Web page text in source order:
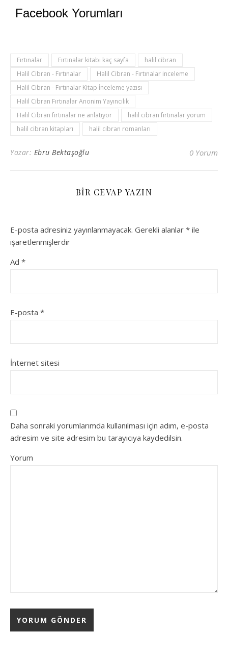
Facebook Yorumları
Fırtınalar Fırtınalar kitabı kaç sayfa
halil cibran
Halil Cibran - Fırtınalar
Halil Cibran - Fırtınalar inceleme
Halil Cibran - Fırtınalar Kitap İnceleme yazısı
Halil Cibran Fırtınalar Anonim Yayıncılık
Halil Cibran fırtınalar ne anlatıyor
halil cibran fırtınalar yorum
halil cibran kitapları
halil cibran romanları
Yazar: Ebru Bektaşoğlu 0 Yorum
BIR CEVAP YAZIN
E-posta adresiniz yayınlanmayacak. Gerekli alanlar * ile
işaretlenmişlerdir
Ad *
E-posta *
İnternet sitesi
Daha sonraki yorumlarımda kullanılması için adım, e-posta
adresim ve site adresim bu tarayıcıya kaydedilsin.
Yorum